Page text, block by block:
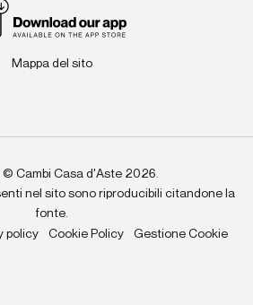
Mappa del sito
© Cambi Casa d'Aste 2026.
nel sito sono riproducibili citandone la
fonte.
policy Cookie Policy Gestione Cookie